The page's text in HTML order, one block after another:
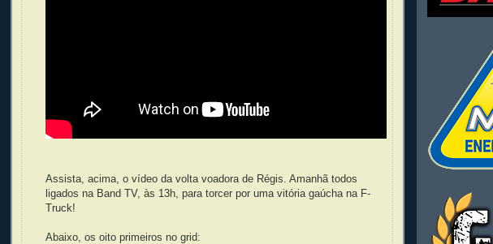
Assista, acima, o vídeo da volta voadora de Régis. Amanhã todos
ligados na Band TV, às 13h, para torcer por uma vitória gaúcha na F-
Truck!
Abaixo, os oito primeiros no grid: